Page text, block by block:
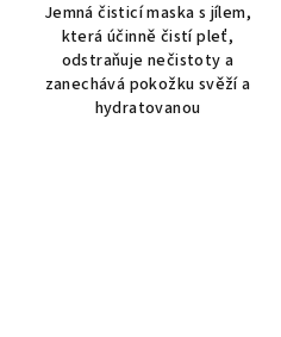
Jemná čisticí maska s jílem,
která účinně čistí pleť,
odstraňuje nečistoty a
zanechává pokožku svěží a
hydratovanou